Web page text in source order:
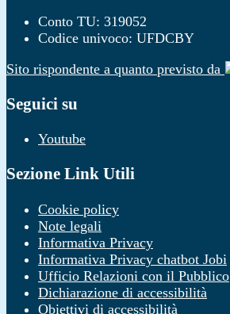
Conto TU: 319052
Codice univoco: UFDCBY
Sito rispondente a quanto previsto da
Seguici su
Youtube
Sezione Link Utili
Cookie policy
Note legali
Informativa Privacy
Informativa Privacy chatbot Jobi
Ufficio Relazioni con il Pubblico
Dichiarazione di accessibilità
Obiettivi di accessibilità